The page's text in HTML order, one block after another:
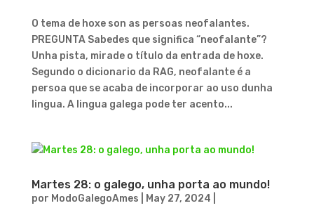
O tema de hoxe son as persoas neofalantes.
PREGUNTA Sabedes que significa “neofalante”?
Unha pista, mirade o título da entrada de hoxe.
Segundo o dicionario da RAG, neofalante é a
persoa que se acaba de incorporar ao uso dunha
lingua. A lingua galega pode ter acento...
Martes 28: o galego, unha porta ao mundo!
por ModoGalegoAmes May 27, 2024